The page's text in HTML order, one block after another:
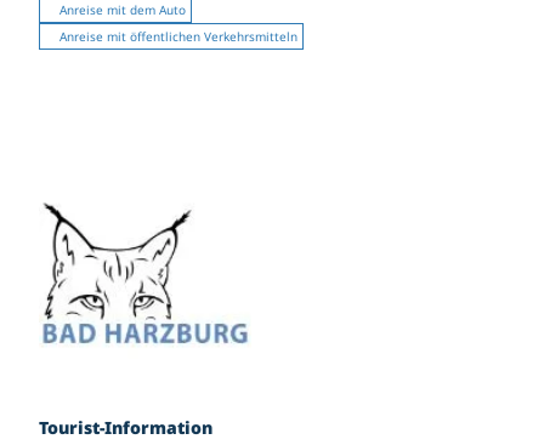
Anreise mit dem Auto
Anreise mit öffentlichen Verkehrsmitteln
Tourist-Information